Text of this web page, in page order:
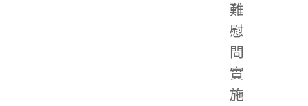
難
慰
問
實
施